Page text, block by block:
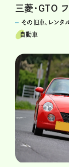
三菱・GTO
その旧車、レンタ
自動車